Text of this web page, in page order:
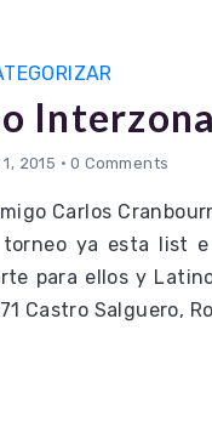
2015 • 0 Comments
Carlos
ya esta list
para ellos y
Castro Salguero,